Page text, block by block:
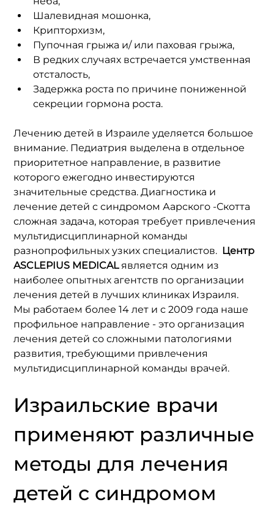
Шалевидная мошонка,
Крипторхизм,
Пупочная грыжа и/ или паховая грыжа,
В редких случаях встречается умственная
отсталость,
Задержка роста по причине пониженной
секреции гормона роста.
Лечению детей в Израиле уделяется большое
внимание. Педиатрия выделена в отдельное
приоритетное направление, в развитие
которого ежегодно инвестируются
значительные средства. Диагностика и
лечение детей с синдромом Аарского -Скотта
сложная задача, которая требует привлечения
мультидисциплинарной команды
разнопрофильных узких специалистов. Центр
ASCLEPIUS MEDICAL является одним из
наиболее опытных агентств по организации
лечения детей в лучших клиниках Израиля.
Мы работаем более 14 лет и с 2009 года наше
профильное направление - это организация
лечения детей со сложными патологиями
развития, требующими привлечения
мультидисциплинарной команды врачей.
Израильские врачи
применяют различные
методы для лечения
детей с синдромом